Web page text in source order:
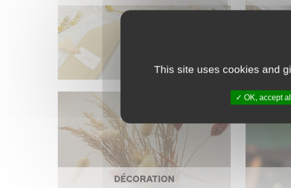
DÉCORATION
This site uses cookies and
OK, accept all